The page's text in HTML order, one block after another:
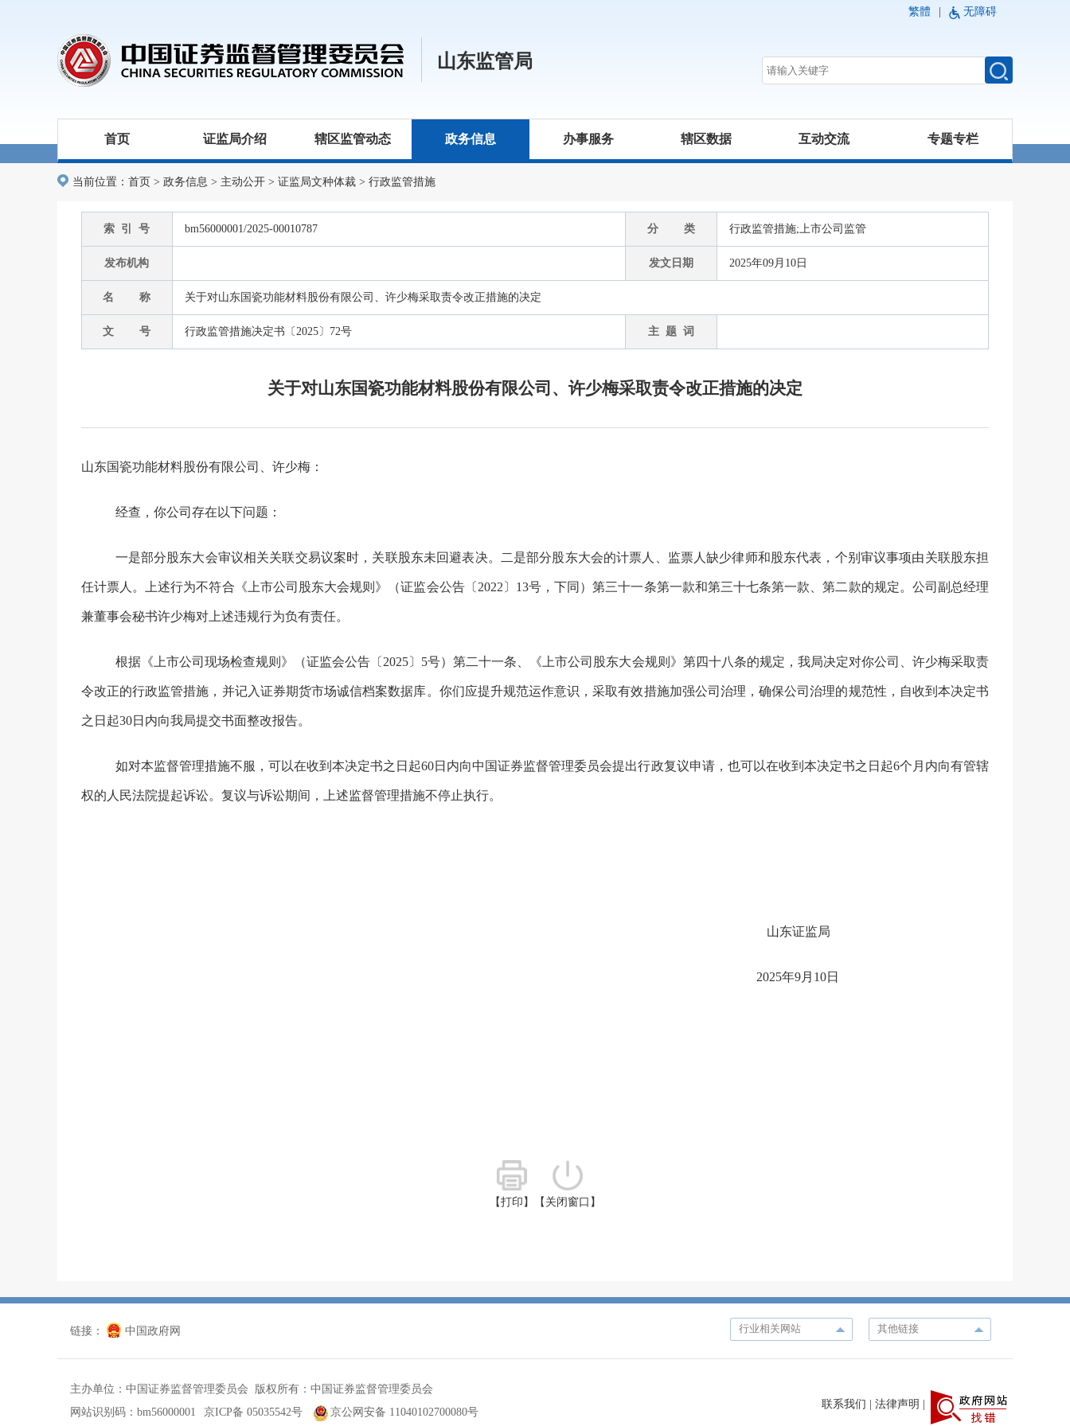
繁體 无障碍
山东监管局
首页 证监局介绍 辖区监管动态 政务信息 办事服务 辖区数据 互动交流 专题专栏
当前位置： 首页 > 政务信息 > 主动公开 > 证监局文种体裁 > 行政监管措施
索 引 号 bm56000001/2025-00010787 分 类 行政监管措施;上市公司监管
发布机构 发文日期 2025年09月10日
名 称 关于对山东国瓷功能材料股份有限公司、许少梅采取责令改正措施的决定
文 号 行政监管措施决定书〔2025〕72号 主 题 词
关于对山东国瓷功能材料股份有限公司、许少梅采取责令改正措施的决定
山东国瓷功能材料股份有限公司 、许少梅：
经查，你公司存在以下问题 ：
一是部分股东大会审议相关关联交易议案时，关联股东未回避表决。二是部分股东大会的计票人、监票人缺少律师和股东代表，个别审议事项由关联股东担
任计票人。上述行为不符合《上市公司股东大会规则》（证监会公告〔2022〕 13号 ，下同 ）第三十一条第一款和第三十七条第一款、第二款的规定。公司副总经理
兼董事会秘书许少梅对上述违规行为负有责任。
根据《上市公司现场检查规则》（证监会公告〔2025〕 5号）第二十一条、 《上市公司股东大会规则》第四十八条的规定，我局决定对你公司 、许少梅采取责
令改正的行政监管措施 ，并记入证券期货市场诚信档案数据库。 你们应提升规范运作意识，采取有效措施加强公司治理，确保公司治理的规范性 ，自收到本决定书
之日起30日内向我局提交书面整改报告。
如对本监督管理措施不服，可以在收到本决定书之日起60日内向中国证券监督管理委员会提出行政复议申请，也可以在收到本决定书之日起6个月内向有管辖
权的人民法院提起诉讼。复议与诉讼期间，上述监督管理措施不停止执行。
山东证监局
2025年9月 10日
【打印】 【关闭窗口】
链接： 中国政府网
主办单位：中国证券监督管理委员会 版权所有：中国证券监督管理委员会
网站识别码：bm56000001
京ICP备 05035542号 京公网安备 11040102700080号
联系我们 法律声明